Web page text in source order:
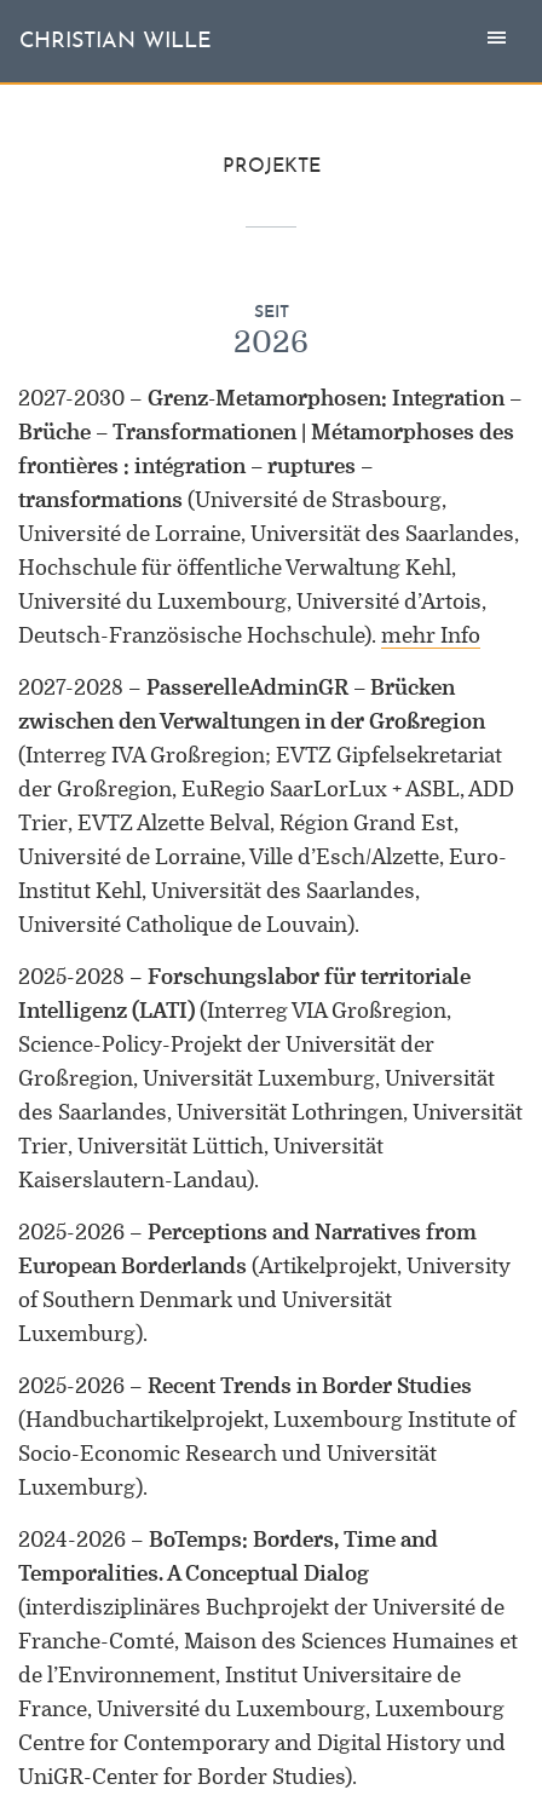
CHRISTIAN WILLE
Toggle
Aktuell
Themen
Publikationen
Vita
ORCID 0000-0002-5402-3860
Professor für Kulturwissenschaftliche
Grenzforschung an der Universität
Luxemburg
Leiter des Interdisziplinären
Kompetenzzentrums „UniGR-Center
Stv. Leiter des trinationalen Master in
Border Studies
Forschung zu Raum-, Identitäts-,
Praxis-, Grenztheorien und
vergrenzten Lebenswelten
Arbeitsgruppen „Cultural Border
Studies” (KWG), „Bordertextures”
(UniGR-CBS) und „LABOR SwissLux“
Fördereinrichtungen
Mitherausgeber der Buchreihe
Forschungsaufenthalte an der
Universität Flensburg, Viadrina
Universität Frankfurt (Oder),
Universität Lothringen, Universität
des Saarlandes und Universität
Duisburg-Essen
Doppelpromotion an der Universität
des Saarlandes und Universität
CHRISTIAN WILLE
PROJEKTE
SEIT
2026
2027-2030 – Grenz-Metamorphosen: Integration –
Brüche – Transformationen | Métamorphoses des
frontières : intégration – ruptures –
transformations (Université de Strasbourg,
Université de Lorraine, Universität des Saarlandes,
Hochschule für öffentliche Verwaltung Kehl,
Université du Luxembourg, Université d’Artois,
Deutsch-Französische Hochschule). mehr Info
2027-2028 – PasserelleAdminGR – Brücken
zwischen den Verwaltungen in der Großregion
(Interreg IVA Großregion; EVTZ Gipfelsekretariat
der Großregion, EuRegio SaarLorLux + ASBL, ADD
Trier, EVTZ Alzette Belval, Région Grand Est,
Université de Lorraine, Ville d’Esch/Alzette, Euro-
Institut Kehl, Universität des Saarlandes,
Université Catholique de Louvain).
2025-2028 – Forschungslabor für territoriale
Intelligenz (LATI) (Interreg VIA Großregion,
Science-Policy-Projekt der Universität der
Großregion, Universität Luxemburg, Universität
des Saarlandes, Universität Lothringen, Universität
Trier, Universität Lüttich, Universität
Kaiserslautern-Landau).
2025-2026 – Perceptions and Narratives from
European Borderlands (Artikelprojekt, University
of Southern Denmark und Universität
Luxemburg).
2025-2026 – Recent Trends in Border Studies
(Handbuchartikelprojekt, Luxembourg Institute of
Socio-Economic Research und Universität
Luxemburg).
2024-2026 – BoTemps: Borders, Time and
Temporalities. A Conceptual Dialog
(interdisziplinäres Buchprojekt der Université de
Franche-Comté, Maison des Sciences Humaines et
de l’Environnement, Institut Universitaire de
France, Université du Luxembourg, Luxembourg
Centre for Contemporary and Digital History und
UniGR-Center for Border Studies).